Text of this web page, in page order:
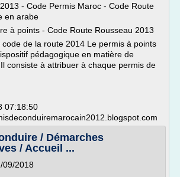
- Code Permis Maroc - Code Route
en arabe
à points - Code Route Rousseau 2013
de la route 2014 Le permis à points
pédagogique en matière de
consiste à attribuer à chaque permis de
07:18:50
/ Démarches
/ Accueil ...
09/2018